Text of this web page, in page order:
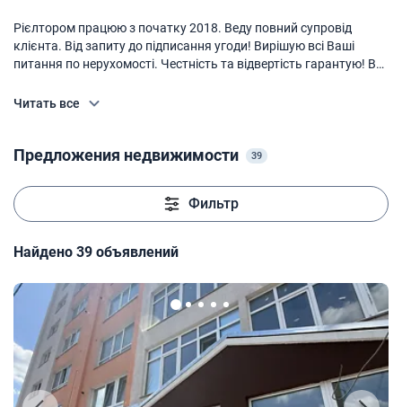
Рієлтором працюю з початку 2018. Веду повний супровід
клієнта. Від запиту до підписання угоди! Вирішую всі Ваші
питання по нерухомості. Честність та відвертість гарантую! Всі
після якої будете не лише задоволені, але й рекомендувати
Читать все
Предложения недвижимости 39
Фильтр
Найдено 39 объявлений